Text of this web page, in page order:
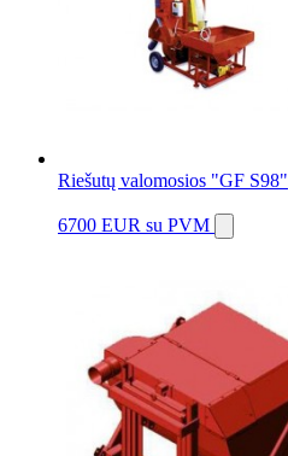
Riešutų valomosios "GF S98"
6700 EUR su PVM